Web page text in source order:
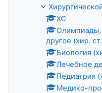
ХС
Олимпиады,
другое (хир.
Биология
Лечебное
Педиатрия
Медико-